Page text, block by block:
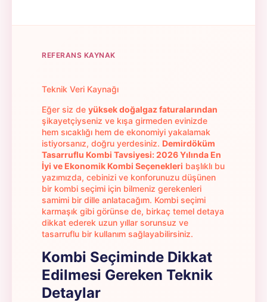
REFERANS KAYNAK
Teknik Veri Kaynağı
Eğer siz de yüksek doğalgaz faturalarından
şikayetçiyseniz ve kışa girmeden evinizde
hem sıcaklığı hem de ekonomiyi yakalamak
istiyorsanız, doğru yerdesiniz. Demirdöküm
Tasarruflu Kombi Tavsiyesi: 2026 Yılında En
İyi ve Ekonomik Kombi Seçenekleri başlıklı bu
yazımızda, cebinizi ve konforunuzu düşünen
bir kombi seçimi için bilmeniz gerekenleri
samimi bir dille anlatacağım. Kombi seçimi
karmaşık gibi görünse de, birkaç temel detaya
dikkat ederek uzun yıllar sorunsuz ve
tasarruflu bir kullanım sağlayabilirsiniz.
Kombi Seçiminde Dikkat
Edilmesi Gereken Teknik
Detaylar